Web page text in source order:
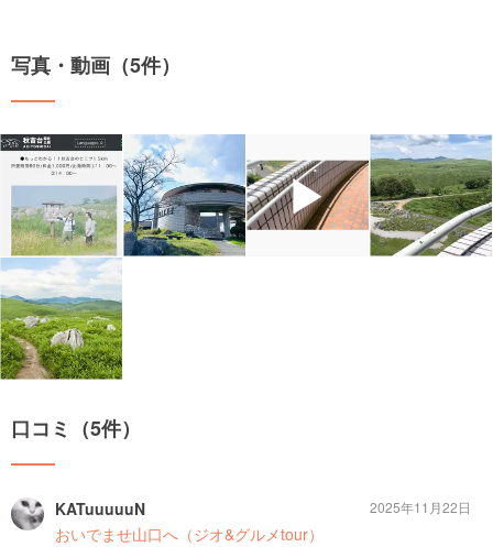
写真・動画（5件）
▶
口コミ（5件）
KATuuuuuN
おいでませ山口へ（ジオ&グルメtour）
2025年11月22日